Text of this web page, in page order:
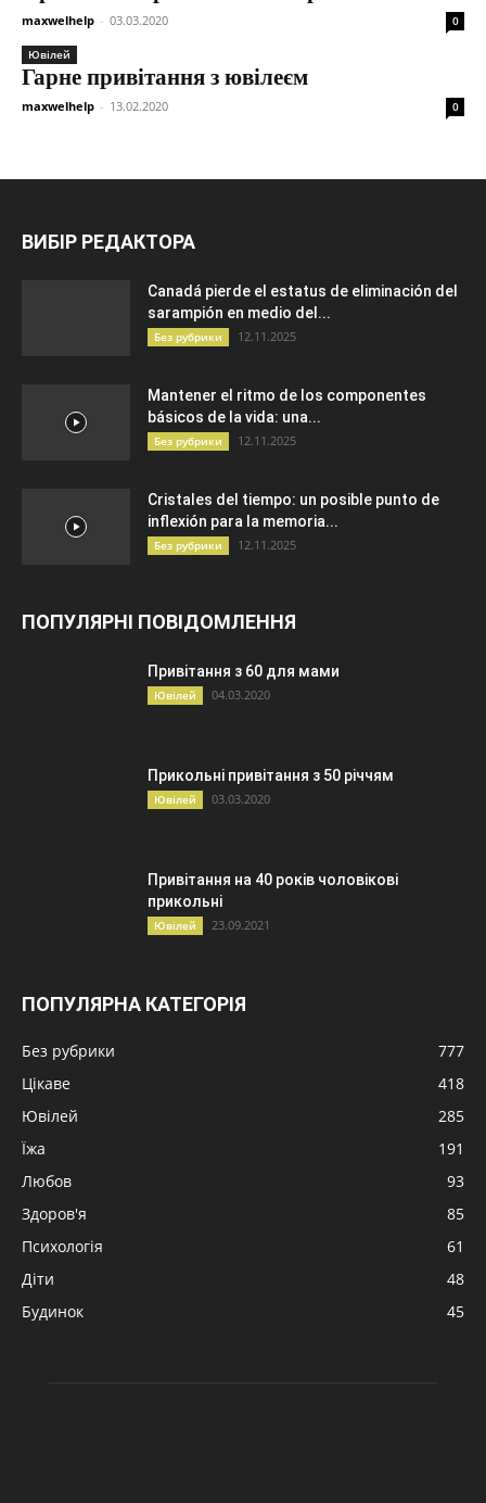
maxwelhelp - 03.03.2020 0
Ювілей
Гарне привітання з ювілеєм
maxwelhelp - 13.02.2020 0
ВИБІР РЕДАКТОРА
Canadá pierde el estatus de eliminación del
sarampión en medio del...
Без рубрики 12.11.2025
Mantener el ritmo de los componentes
básicos de la vida: una...
Без рубрики 12.11.2025
Cristales del tiempo: un posible punto de
inflexión para la memoria...
Без рубрики 12.11.2025
ПОПУЛЯРНІ ПОВІДОМЛЕННЯ
Привітання з 60 для мами
Ювілей 04.03.2020
Прикольні привітання з 50 річчям
Ювілей 03.03.2020
Привітання на 40 років чоловікові
прикольні
Ювілей 23.09.2021
ПОПУЛЯРНА КАТЕГОРІЯ
Без рубрики
777
Цікаве
418
Ювілей
285
Їжа
191
Любов
93
Здоров'я
85
Психологія
61
Діти
48
Будинок
45